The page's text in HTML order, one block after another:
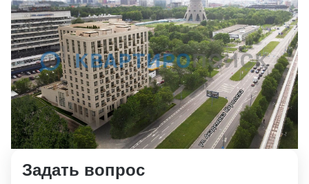
Задать вопрос